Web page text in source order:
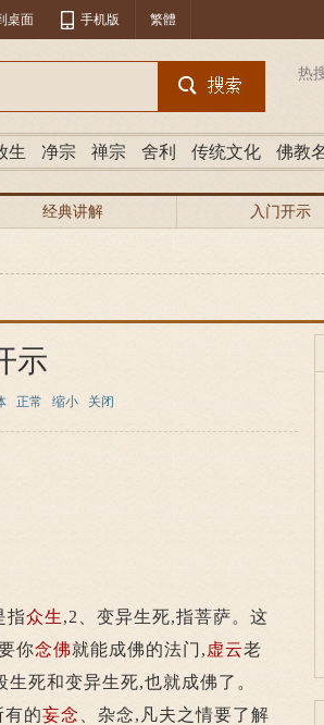
桌面 手机版 繁體
热
生 净宗 禅宗 舍利 传统文化 佛教
经典讲解 入门开示
示
正常 缩小 关闭
指众生,2、变异生死,指菩萨。这
你念佛就能成佛的法门, 虚云老
死和变异生死,也就成佛了。
的妄念
、杂念,凡夫之情要了解